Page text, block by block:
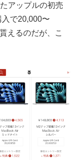
アップルの初売
で20,000〜
えるのだが、こ